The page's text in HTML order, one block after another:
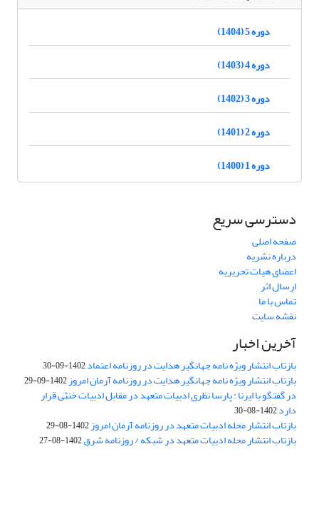
دوره 5 (1404)
دوره 4 (1403)
دوره 3 (1402)
دوره 2 (1401)
دوره 1 (1400)
دسترسی سریع
صفحه اصلی
درباره نشریه
اعضای هیات تحریریه
ارسال اثر
تماس با ما
نقشه سایت
آخرین اخبار
بازتاب انتشار ویژه نامه جهانگیر هدایت در روزنامه اعتماد1402-09-30
بازتاب انتشار ویژه نامه جهانگیر هدایت در روزنامه آرمان امروز1402-09-29
در گفتگو با ایرنا : پارسا نظری ادبیات متعهد در مقابل ادبیات خنثی قرار
دارد1402-08-30
بازتاب انتشار مجله ادبیات متعهد در روزنامه آرمان امروز1402-08-29
بازتاب انتشار مجله ادبیات متعهد در شبکه / روزنامه شرق1402-08-27